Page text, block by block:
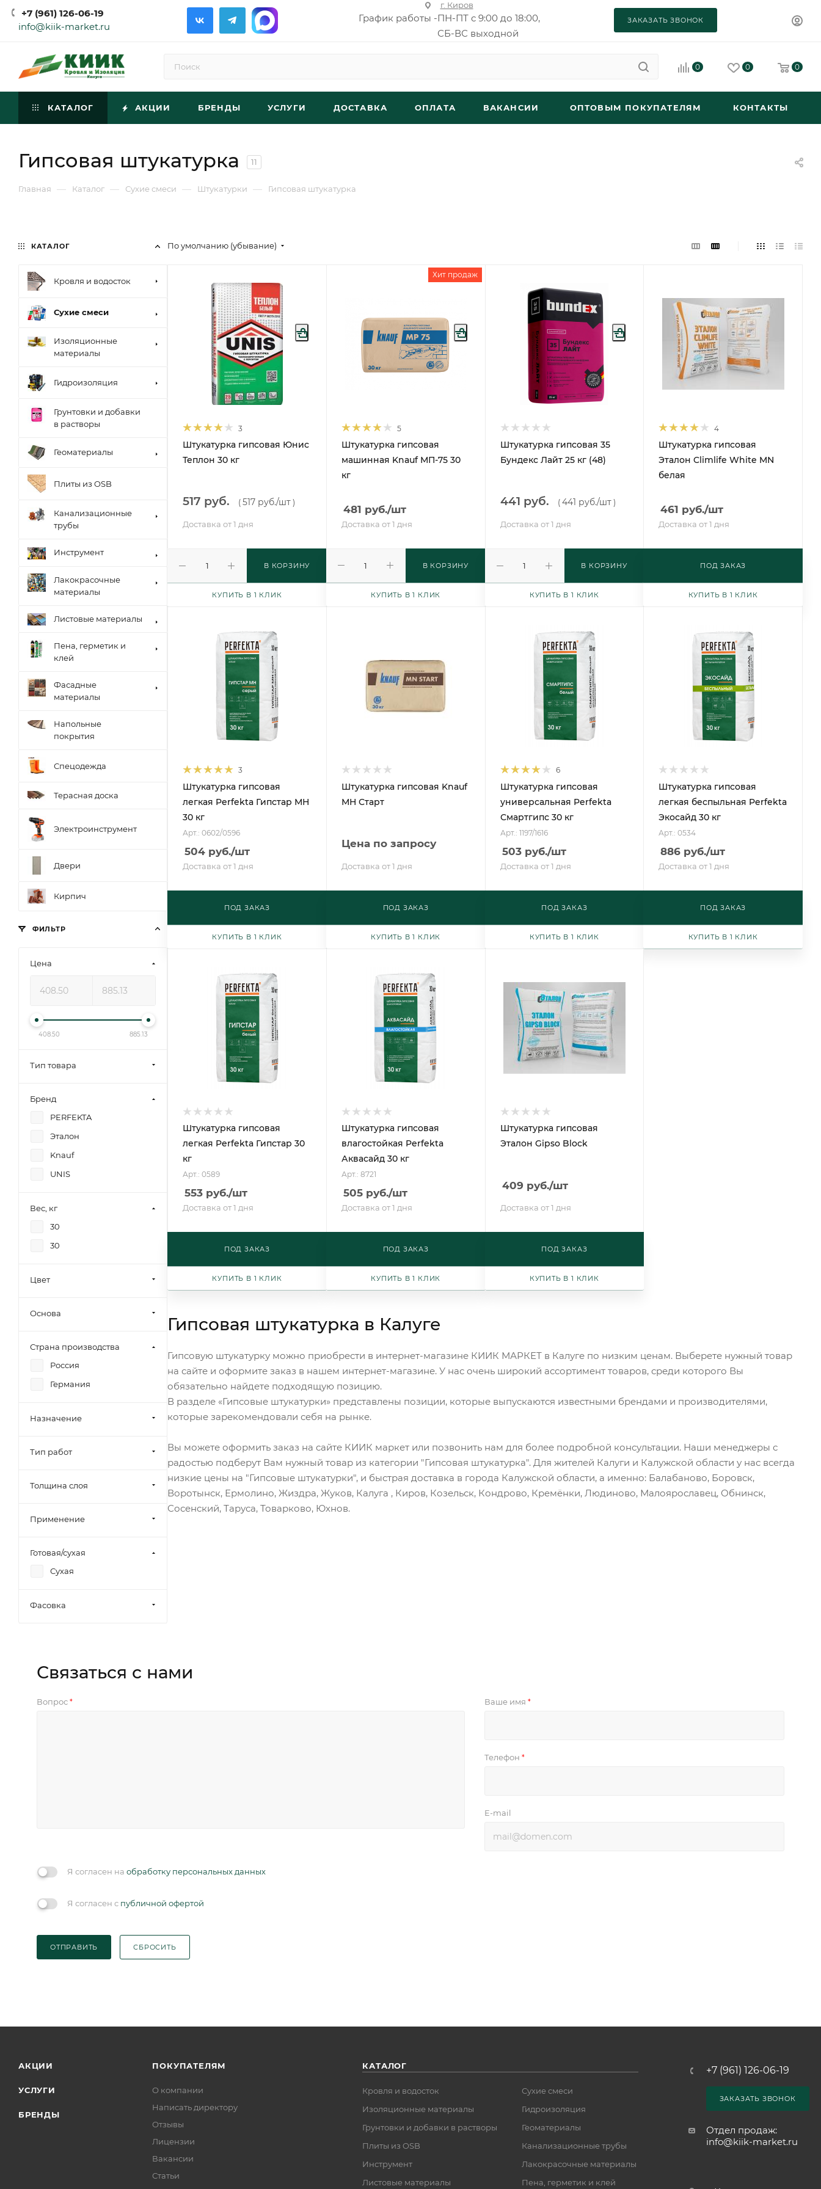
+7 (961) 126-06-19
info@kiik-market.ru
г. Киров
График работы -ПН-ПТ с 9:00 до 18:00,
СБ-ВС выходной
ЗАКАЗАТЬ ЗВОНОК
0 0 0
КАТАЛОГ АКЦИИ БРЕНДЫ УСЛУГИ ДОСТАВКА ОПЛАТА ВАКАНСИИ ОПТОВЫМ ПОКУПАТЕЛЯМ КОНТАКТЫ
Гипсовая штукатурка 11
Главная — Каталог — Сухие смеси — Штукатурки — Гипсовая штукатурка
По умолчанию (убывание)
3
Штукатурка гипсовая Юнис
Теплон 30 кг
517 руб. (517 руб./шт)
Доставка от 1 дня
В КОРЗИНУ
КУПИТЬ В 1 КЛИК
Хит продаж
5
Штукатурка гипсовая
машинная Knauf МП-75 30
кг
481 руб./шт
Доставка от 1 дня
В КОРЗИНУ
КУПИТЬ В 1 КЛИК
Штукатурка гипсовая 35
Бундекс Лайт 25 кг (48)
441 руб. (441 руб./шт )
Доставка от 1 дня
В КОРЗИНУ
КУПИТЬ В 1 КЛИК
4
Штукатурка гипсовая
Эталон Climlife White MN
белая
461 руб./шт
Доставка от 1 дня
ПОД ЗАКАЗ
КУПИТЬ В 1 КЛИК
3
Штукатурка гипсовая
легкая Perfekta Гипстар МН
30 кг
Арт.: 0602/0596
504 руб./шт
Доставка от 1 дня
ПОД ЗАКАЗ
КУПИТЬ В 1 КЛИК
Штукатурка гипсовая Knauf
МН Старт
Цена по запросу
Доставка от 1 дня
ПОД ЗАКАЗ
КУПИТЬ В 1 КЛИК
6
Штукатурка гипсовая
универсальная Perfekta
Смартгипс 30 кг
Арт.: 1197/1616
503руб./шт
Доставка от 1 дня
ПОД ЗАКАЗ
КУПИТЬ В 1 КЛИК
Штукатурка гипсовая
легкая беспыльная Perfekta
Экосайд 30 кг
Арт.: 0534
886 руб./шт
Доставка от 1 дня
ПОД ЗАКАЗ
КУПИТЬ В 1 КЛИК
Штукатурка гипсовая
легкая Perfekta Гипстар 30
кг
Арт.: 0589
553 руб./шт
Доставка от 1 дня
ПОД ЗАКАЗ
КУПИТЬ В 1 КЛИК
Штукатурка гипсовая
влагостойкая Perfekta
Аквасайд 30 кг
Арт.: 8721
505руб./шт
Доставка от 1 дня
ПОД ЗАКАЗ
КУПИТЬ В 1 КЛИК
Штукатурка гипсовая
Эталон Gipso Block
409 руб./шт
Доставка от 1 дня
ПОД ЗАКАЗ
КУПИТЬ В 1 КЛИК
Гипсовая штукатурка в Калуге
Гипсовую штукатурку можно приобрести в интернет-магазине КИИК МАРКЕТ в Калуге по низким ценам. Выберете нужный товар
на сайте и оформите заказ в нашем интернет-магазине. У нас очень широкий ассортимент товаров, среди которого Вы
обязательно найдете подходящую позицию.
В разделе «Гипсовые штукатурки» представлены позиции, которые выпускаются известными брендами и производителями,
которые зарекомендовали себя на рынке.
Вы можете оформить заказ на сайте КИИК маркет или позвонить нам для более подробной консультации. Наши менеджеры с
радостью подберут Вам нужный товар из категории "Гипсовая штукатурка". Для жителей Калуги и Калужской области у нас всегда
низкие цены на "Гипсовые штукатурки", и быстрая доставка в города Калужской области, а именно: Балабаново, Боровск,
Воротынск, Ермолино, Жиздра, Жуков, Калуга , Киров, Козельск, Кондрово, Кремёнки, Людиново, Малоярославец, Обнинск,
Сосенский, Таруса, Товарково, Юхнов.
КАТАЛОГ
Кровля и водосток
Сухие смеси
Изоляционные
материалы
Гидроизоляция
Грунтовки и добавки
в растворы
Геоматериалы
Плиты из OSB
Канализационные
трубы
Инструмент
Лакокрасочные
материалы
Листовые материалы
Пена, герметик и
клей
Фасадные
материалы
Напольные
покрытия
Спецодежда
Терасная доска
Электроинструмент
Двери
Кирпич
ФИЛЬТР
Цена
408.50 885.13
Тип товара
Бренд
PERFEKTA
Эталон
Knauf
UNIS
Вес, кг
30
30
Цвет
Основа
Страна производства
Россия
Германия
Назначение
Тип работ
Толщина слоя
Применение
Готовая/сухая
Сухая
Фасовка
Связаться с нами
Вопрос * Ваше имя *
Телефон *
E-mail
Я согласен на обработку персональных данных
Я согласен с публичной офертой
ОТПРАВИТЬ СБРОСИТЬ
АКЦИИ
УСЛУГИ
БРЕНДЫ
ПОКУПАТЕЛЯМ
О компании
Написать директору
Отзывы
Лицензии
Вакансии
Статьи
КАТАЛОГ
Кровля и водосток
Сухие смеси
Изоляционные материалы
Гидроизоляция
Грунтовки и добавки в растворы
Геоматериалы
Плиты из OSB
Канализационные трубы
Инструмент
Лакокрасочные материалы
Листовые материалы
Пена, герметик и клей
+7 (961) 126-06-19
ЗАКАЗАТЬ ЗВОНОК
Отдел продаж:
info@kiik-market.ru